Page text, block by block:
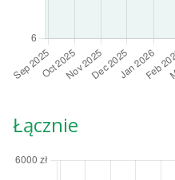
Łącznie